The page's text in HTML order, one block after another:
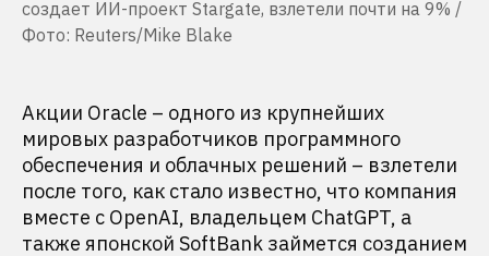
создает ИИ-проект Stargate, взлетели почти на 9% /
Фото: Reuters/Mike Blake
Акции Oracle – одного из крупнейших
мировых разработчиков программного
обеспечения и облачных решений – взлетели
после того, как стало известно, что компания
вместе с OpenAI, владельцем ChatGPT, а
также японской SoftBank займется созданием